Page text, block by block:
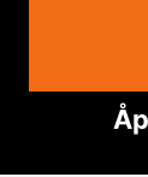
innholdet